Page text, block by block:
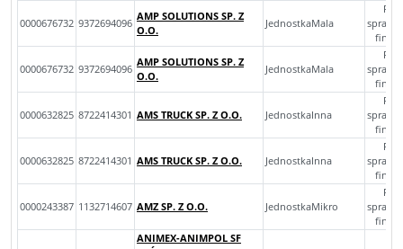
0000676732 9372694096
AMP SOLUTIONS SP. Z
O.O.
JednostkaMala
0000676732 9372694096
AMP SOLUTIONS SP. Z
O.O.
JednostkaMala
0000632825 8722414301 AMS TRUCK SP. Z O.O. JednostkaInna
0000632825 8722414301 AMS TRUCK SP. Z O.O. JednostkaInna
0000243387 1132714607 AMZ SP. Z O.O. JednostkaMikro
ANIMEX-ANIMPOL SF